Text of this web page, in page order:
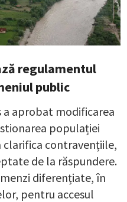
regulamentul
public
a aprobat modificarea
populației
contravențiile,
de la răspundere.
diferențiate, în
pentru accesul